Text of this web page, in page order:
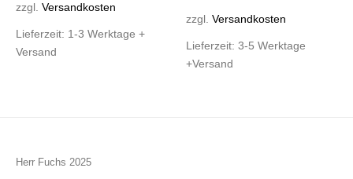
zzgl.Versandkosten
Lieferzeit: 1-3 Werktage +
Versand
zzgl. Versandkosten
Lieferzeit: 3-5 Werktage
+Versand
Herr Fuchs 2025